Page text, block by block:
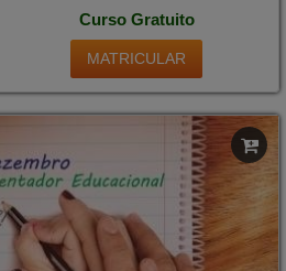
Curso Gratuito
MATRICULAR